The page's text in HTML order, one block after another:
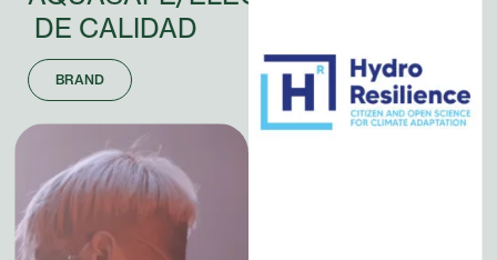
DE CALIDAD
BRAND